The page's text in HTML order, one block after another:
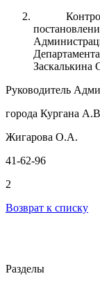
Заскалькина
Руководитель
города Кургана
Жигарова О.А.
41-62-96
2
Возврат к списку
Разделы